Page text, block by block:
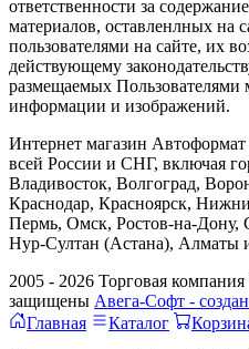
ответственности за
материалов, оставленлных на
пользователями на сайте, их
действующему
размещаемых Пользователями
информации и изображений.
Интернет магазин Автоформат
всей России и СНГ, включая
Владивосток, Волгоград,
Краснодар, Красноярск,
Пермь, Омск, Ростов-на-Дону,
Нур-Султан (Астана), Алматы
2005 - 2026 Торговая
защищены Авега-Софт -
Главная
Каталог